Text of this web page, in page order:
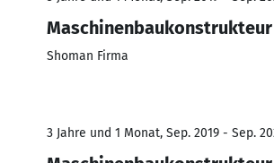
Maschinenbaukonstrukteur
Shoman Firma
3 Jahre und 1 Monat, Sep. 2019 - Sep.